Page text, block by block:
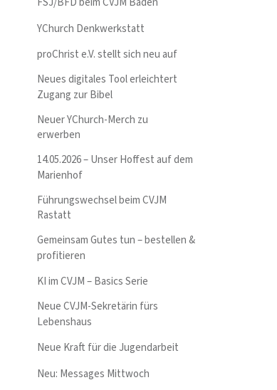
YChurch Denkwerkstatt
proChrist e.V. stellt sich neu auf
Neues digitales Tool erleichtert
Zugang zur Bibel
Neuer YChurch-Merch zu
erwerben
14.05.2026 – Unser Hoffest auf dem
Marienhof
Führungswechsel beim CVJM
Rastatt
Gemeinsam Gutes tun – bestellen &
profitieren
KI im CVJM – Basics Serie
Neue CVJM-Sekretärin fürs
Lebenshaus
Neue Kraft für die Jugendarbeit
Neu: Messages Mittwoch